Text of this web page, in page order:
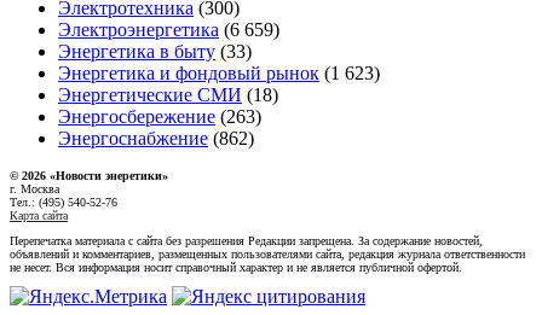
Электротехника (300)
Электроэнергетика (6 659)
Энергетика в быту (33)
Энергетика и фондовый рынок (1 623)
Энергетические СМИ (18)
Энергосбережение (263)
Энергоснабжение (862)
© 2026 «Новости энеретики»
г. Москва
Тел.: (495) 540-52-76
Карта сайта
Перепечатка материала с сайта без разрешения Редакции запрещена. За содержание новостей,
объявлений и комментариев, размещенных пользователями сайта, редакция журнала ответственности
не несет. Вся информация носит справочный характер и не является публичной офертой.